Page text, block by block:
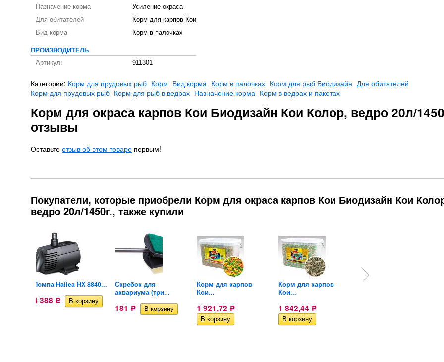
Назначение корма
Усиление окраса
Для обитателей
Корм для карпов Кои
Вид корма
Корм в палочках
ПРОИЗВОДИТЕЛЬ
Артикул:
911301
Категории: Корм для прудовых рыб Корм Вид корма Корм в палочках Корм для рыб Биодизайн Для обитателей
Корм для прудовых рыб Корм для рыб в ведрах Назначение корма Корм в ведрах и пакетах
Корм для окраса карпов Кои Биодизайн Кои Колор, ведро 20л/
отзывы
Оставьте отзыв об этом товаре первым!
Покупатели, которые приобрели Корм для окраса карпов Кои Биодизайн Кои
ведро 20л/1450г., также купили
Помпа Hailea HX 8840...
4 388 Р
Скребок для
аквариума (три...
181 Р
Корм для карпов
Кои...
1 921,72 Р
Корм для карпов
Кои...
1 842,44 Р
Корм для карпов